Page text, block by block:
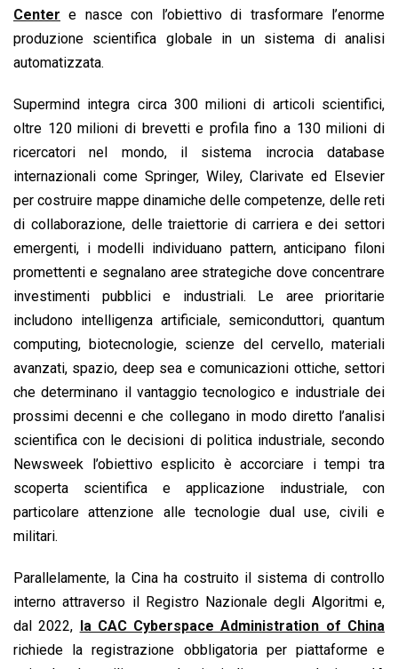
Center e nasce con l’obiettivo di trasformare l’enorme
produzione scientifica globale in un sistema di analisi
automatizzata.
Supermind integra circa 300 milioni di articoli scientifici,
oltre 120 milioni di brevetti e profila fino a 130 milioni di
ricercatori nel mondo, il sistema incrocia database
internazionali come Springer, Wiley, Clarivate ed Elsevier
per costruire mappe dinamiche delle competenze, delle reti
di collaborazione, delle traiettorie di carriera e dei settori
emergenti, i modelli individuano pattern, anticipano filoni
promettenti e segnalano aree strategiche dove concentrare
investimenti pubblici e industriali. Le aree prioritarie
includono intelligenza artificiale, semiconduttori, quantum
computing, biotecnologie, scienze del cervello, materiali
avanzati, spazio, deep sea e comunicazioni ottiche, settori
che determinano il vantaggio tecnologico e industriale dei
prossimi decenni e che collegano in modo diretto l’analisi
scientifica con le decisioni di politica industriale, secondo
Newsweek l’obiettivo esplicito è accorciare i tempi tra
scoperta scientifica e applicazione industriale, con
particolare attenzione alle tecnologie dual use, civili e
militari.
Parallelamente, la Cina ha costruito il sistema di controllo
interno attraverso il Registro Nazionale degli Algoritmi e,
dal 2022, la CAC Cyberspace Administration of China
richiede la registrazione obbligatoria per piattaforme e